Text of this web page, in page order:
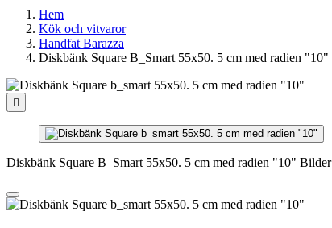
Hem
Kök och vitvaror
Handfat Barazza
Diskbänk Square B_Smart 55x50. 5 cm med radien "10"

Diskbänk Square B_Smart 55x50. 5 cm med radien "10" Bilder